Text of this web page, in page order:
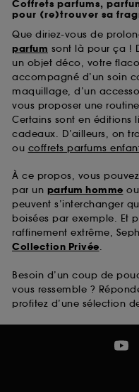
Coffrets parfums,
pour (re)trouver sa
Que diriez-vous de
parfum sont là pour ça !
un objet déco, votre
accompagné d’un soin
maquillage, d’un
vous proposer une
Certains sont en éditions
cadeaux. D’ailleurs, on
ou coffrets parfums
À ce propos, vous
par un parfum homme
peuvent s’interchanger
boisées par exemple. Et
raffinement extrême,
Collection Privée.
Besoin d’un coup de
vous ressemble ?
profitez d’une sélection